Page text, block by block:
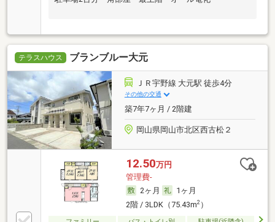
テラスハウス ブランブルー大元
ＪＲ宇野線 大元駅 徒歩4分
その他の交通
築7年7ヶ月 / 2階建
岡山県岡山市北区西古松２
12.50万円
管理費-
2ヶ月
1ヶ月
2階 / 3LDK（75.43m2）